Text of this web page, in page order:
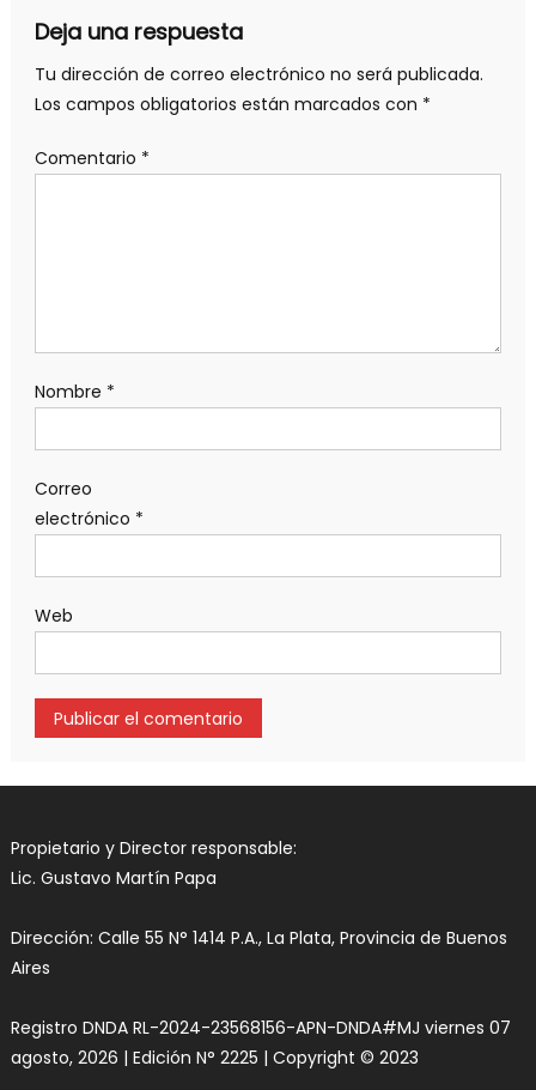
Deja una respuesta
Tu dirección de correo electrónico no será publicada.
Los campos obligatorios están marcados con *
Comentario *
Nombre *
Correo
electrónico *
Web
Propietario y Director responsable:
Lic. Gustavo Martín Papa
Dirección: Calle 55 N° 1414 P.A., La Plata, Provincia de Buenos
Aires
Registro DNDA RL-2024-23568156-APN-DNDA#MJ viernes 07
agosto, 2026 | Edición N° 2225 | Copyright © 2023